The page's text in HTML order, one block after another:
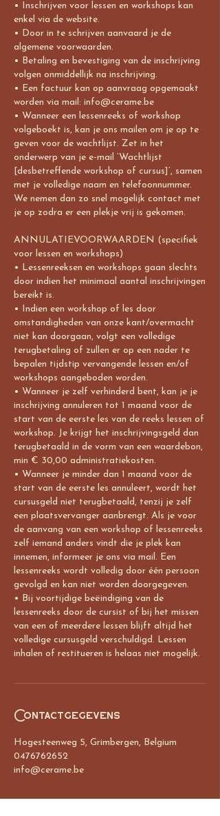
• Inschrijven voor lessen en workshops kan
enkel via de website.
• Door in te schrijven aanvaard je de
algemene voorwaarden.
• Betaling en bevestiging van de inschrijving
volgen onmiddellijk na inschrijving.
• Een factuur kan op aanvraag opgemaakt
worden via mail: info@cerame.be
• Wanneer een lessenreeks of workshop
volgeboekt is, kan je ons mailen om je op te
geven voor de wachtlijst. Zet in het
onderwerp van je e-mail ‘Wachtlijst
[desbetreffende workshop of cursus]’, samen
met je volledige naam en telefoonnummer.
We nemen dan zo snel mogelijk contact met
je op zodra er een plekje vrij is gekomen.
ANNULATIEVOORWAARDEN (specifiek
voor lessen en workshops)
• Lessenreeksen en workshops gaan slechts
door indien het minimaal aantal inschrijvingen
bereikt is.
• Indien een workshop of les door
omstandigheden van onze kant/overmacht
niet kan doorgaan, volgt een volledige
terugbetaling of zullen er op een nader te
bepalen tijdstip vervangende lessen en/of
workshops aangeboden worden.
• Wanneer je zelf verhinderd bent, kan je je
inschrijving annuleren tot 1 maand voor de
start van de eerste les van de reeks lessen of
workshop. Je krijgt het inschrijvingsgeld dan
terugbetaald in de vorm van een waardebon,
min € 30,00 administratiekosten.
• Wanneer je minder dan 1 maand voor de
start van de eerste les annuleert, wordt het
cursusgeld niet terugbetaald, tenzij je zelf
een plaatsvervanger aanbrengt. Als je voor
de aanvang van een workshop of lessenreeks
zelf iemand anders vindt die je plek kan
innemen, informeer je ons via mail. Een
lessenreeks wordt volledig door één persoon
gevolgd en kan niet worden doorgegeven.
• Bij voortijdige beëindiging van de
lessenreeks door de cursist of bij het missen
van een of meerdere lessen blijft altijd het
volledige cursusgeld verschuldigd. Lessen
inhalen of restitueren is helaas niet mogelijk.
Contactgegevens
Hogesteenweg 5, Grimbergen, Belgium
0476762652
info@cerame.be